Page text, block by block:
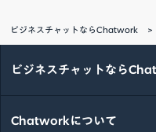
ビジネスチャットならChatwork
ビジネスチャットなら
Chatworkについて